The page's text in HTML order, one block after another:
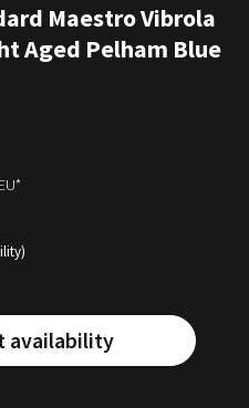
Maestro Vibrola
Aged Pelham Blue
availability